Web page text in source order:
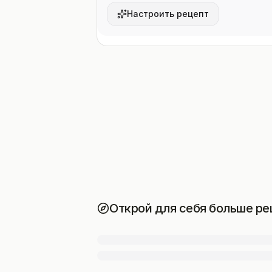
Настроить рецепт
Открой для себя больше